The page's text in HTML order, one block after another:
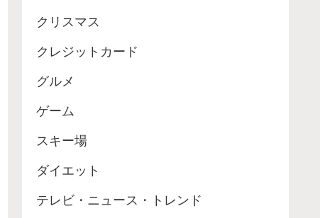
クリスマス
クレジットカード
グルメ
ゲーム
スキー場
ダイエット
テレビ・ニュース・トレンド